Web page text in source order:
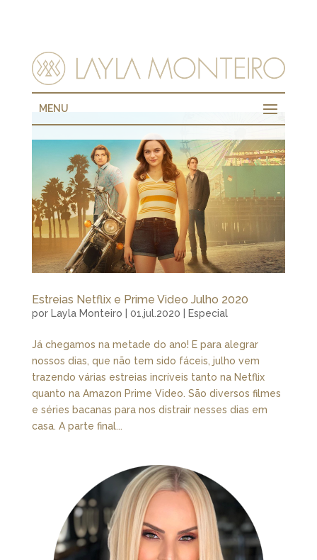
MENU
Estreias Netflix e Prime Video Julho 2020
por Layla Monteiro 01.jul.2020 Especial
Já chegamos na metade do ano! E para alegrar
nossos dias, que não tem sido fáceis, julho vem
trazendo várias estreias incríveis tanto na Netflix
quanto na Amazon Prime Video. São diversos filmes
e séries bacanas para nos distrair nesses dias em
casa. A parte final...